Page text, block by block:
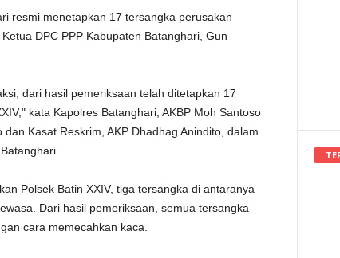
resmi menetapkan 17 tersangka perusakan
DPC PPP Kabupaten Batanghari, Gun
dari hasil pemeriksaan telah ditetapkan 17
kata Kapolres Batanghari, AKBP Moh Santoso
Kasat Reskrim, AKP Dhadhag Anindito, dalam
Polsek Batin XXIV, tiga tersangka di antaranya
Dari hasil pemeriksaan, semua tersangka
cara memecahkan kaca.